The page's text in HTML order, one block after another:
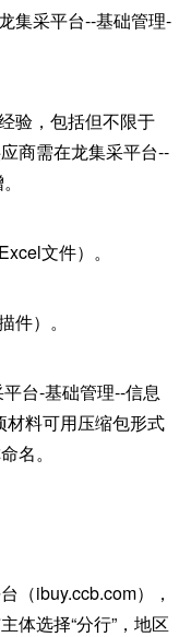
集采平台--基础管理-
验，包括但不限于
商需在龙集采平台--
文件）。
）。
台-基础管理--信息
料可用压缩包形式
名。
（ibuy.ccb.com），
体选择“分行”，地区